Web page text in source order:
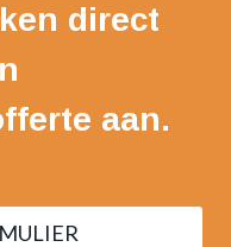
direct
aan.